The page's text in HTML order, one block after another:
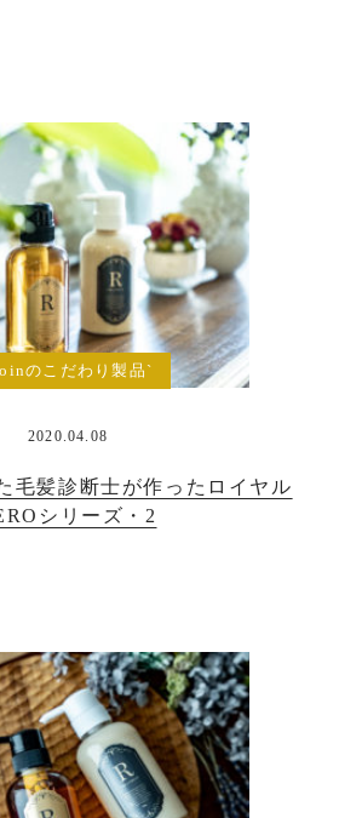
のこだわり製品`
2020.04.08
毛髪診断士が作ったロイヤル
シリーズ・2